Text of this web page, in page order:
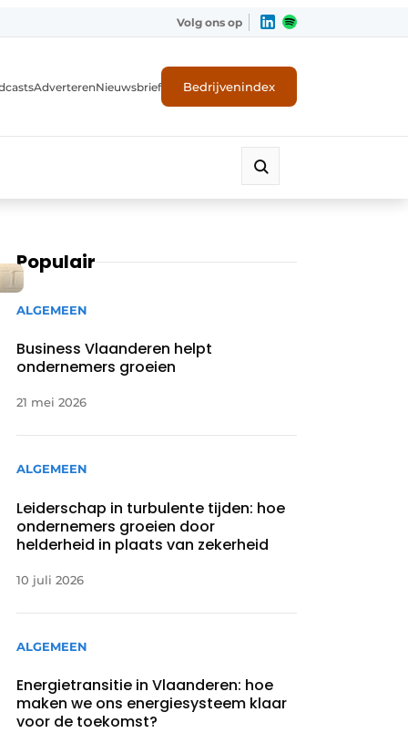
Volg ons op
AdverterenNieuwsbrief Bedrijvenindex
Populair
ALGEMEEN
Business Vlaanderen helpt
ondernemers groeien
21 mei 2026
ALGEMEEN
Leiderschap in turbulente tijden: hoe
ondernemers groeien door
helderheid in plaats van zekerheid
10 juli 2026
ALGEMEEN
Energietransitie in Vlaanderen: hoe
maken we ons energiesysteem klaar
voor de toekomst?